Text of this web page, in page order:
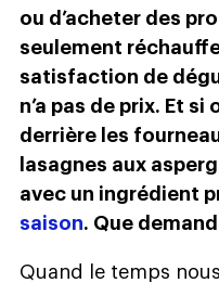
ou d’acheter des
seulement
satisfaction de
n’a pas de prix. Et
derrière les
lasagnes aux
avec un ingrédient
saison. Que
Quand le temps